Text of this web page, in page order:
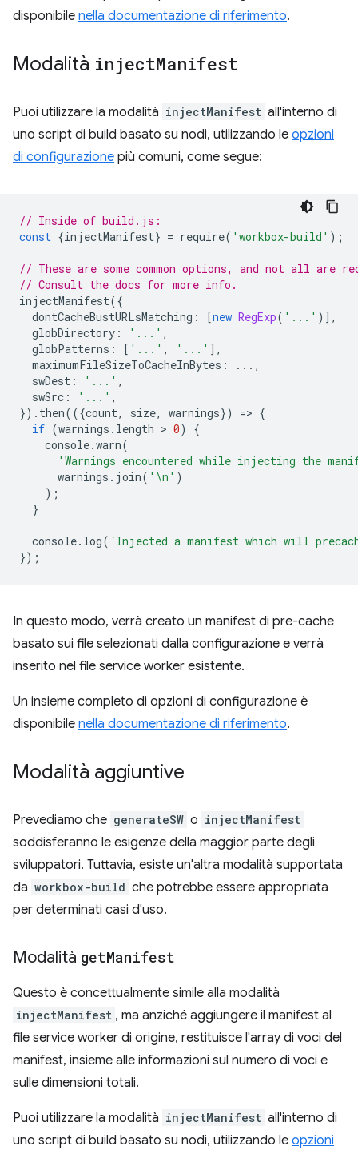
disponibile nella documentazione di riferimento.
Modalità injectManifest
Puoi utilizzare la modalità injectManifest all'interno di
uno script di build basato su nodi, utilizzando le opzioni
di configurazione più comuni, come segue:
// Inside of build.js:
const {injectManifest} = require( 'workbox-build' );
// These are some common options, and not all are
// Consult the docs for more info.
injectManifest({
dontCacheBustURLsMatching : [new RegExp( '...' )],
globDirectory : '...' ,
globPatterns : [ '...' , '...' ],
maximumFileSizeToCacheInBytes :
...,
swDest : '...' ,
swSrc : '...' ,
}). then(({count, size, warnings}) => {
if (warnings . length > 0)
{
console.warn(
'Warnings encountered while injecting the
warnings . join( '\n' )
);
}
console. log( `Injected a manifest which will
});
In questo modo, verrà creato un manifest di pre-cache
basato sui file selezionati dalla configurazione e verrà
inserito nel file service worker esistente.
Un insieme completo di opzioni di configurazione è
disponibile nella documentazione di riferimento.
Modalità aggiuntive
Prevediamo che generateSW o injectManifest
soddisferanno le esigenze della maggior parte degli
sviluppatori. Tuttavia, esiste un'altra modalità supportata
da workbox-build che potrebbe essere appropriata
per determinati casi d'uso.
Modalità getManifest
Questo è concettualmente simile alla modalità
injectManifest , ma anziché aggiungere il manifest al
file service worker di origine, restituisce l'array di voci del
manifest, insieme alle informazioni sul numero di voci e
sulle dimensioni totali.
Puoi utilizzare la modalità injectManifest all'interno di
uno script di build basato su nodi, utilizzando le opzioni